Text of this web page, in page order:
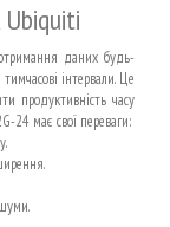
Ubiquiti
даних будь-
інтервали. Це
продуктивність часу
24 має свої переваги: